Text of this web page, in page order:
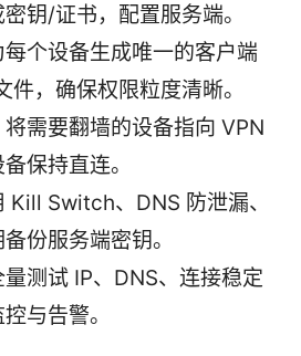
钥/证书，配置服务端。
个设备生成唯一的客户端
件，确保权限粒度清晰。
需要翻墙的设备指向 VPN
保持直连。
Kill Switch、DNS 防泄漏、
份服务端密钥。
测试 IP、DNS、连接稳定
与告警。